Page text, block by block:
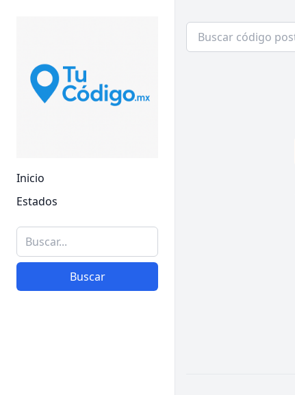
Inicio
Estados
Buscar